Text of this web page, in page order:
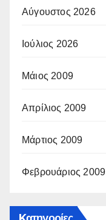
Αύγουστος 2026
Ιούλιος 2026
Μάιος 2009
Απρίλιος 2009
Μάρτιος 2009
Φεβρουάριος 2009